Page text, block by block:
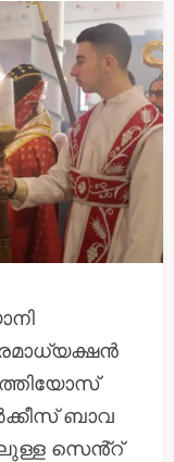
ബാവ
സെൻ്റ്